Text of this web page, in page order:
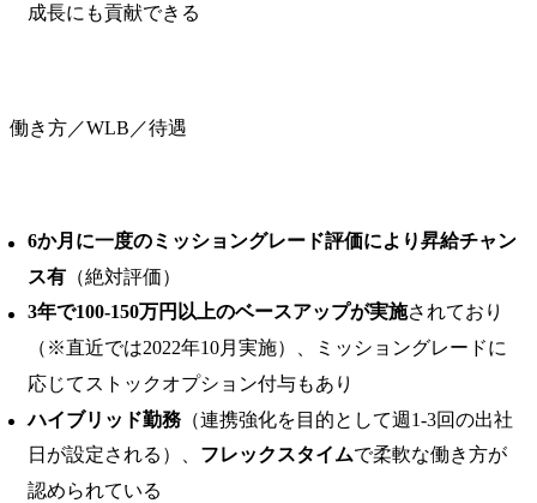
成長にも貢献できる
働き方／WLB／待遇
6か⽉に⼀度のミッショングレード評価により昇給チャン
ス有 （絶対評価）
3年で100-150万円以上のベースアップが実施されており
（※直近では2022年10月実施）、ミッショングレードに
応じてストックオプション付与もあり
ハイブリッド勤務 （連携強化を目的として週1-3回の出社
日が設定される）、 フレックスタイムで柔軟な働き方が
認められている